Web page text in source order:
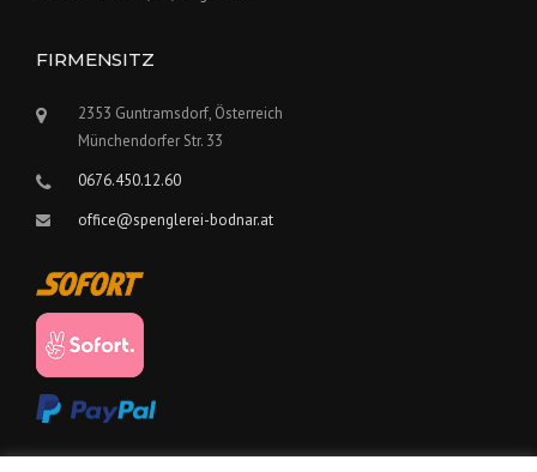
FIRMENSITZ
2353 Guntramsdorf, Österreich
Münchendorfer Str. 33
0676.450.12.60
office@spenglerei-bodnar.at